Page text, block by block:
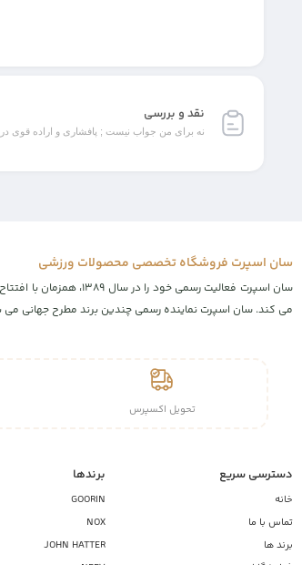
نقد و بررسی
نه برای من جواب نیست ; پافشاری و اراده قوی
سان اسپرت فروشگاه تخصصی محصولات ورزشی
سان اسپرت فعالیت
می کند. سان اسپرت نماینده رسمی چندین برند مطرح جهانی می
تحویل اکسپرس
دسترسی سریع
خانه
تماس با ما
برند ها
برندها
GOORIN
NOX
JOHN HATTER